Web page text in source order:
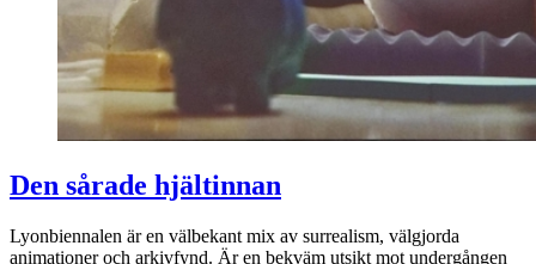
Den sårade hjältinnan
Lyonbiennalen är en välbekant mix av surrealism, välgjorda
animationer och arkivfynd. Är en bekväm utsikt mot undergången